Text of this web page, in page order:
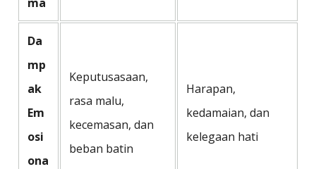
Da
mp
ak
Em
osi
ona
Keputusasaan,
rasa malu,
kecemasan, dan
beban batin
Harapan,
kedamaian, dan
kelegaan hati